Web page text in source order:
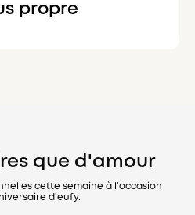
propre
que d'amour
cette semaine à l'occasion
d'eufy.